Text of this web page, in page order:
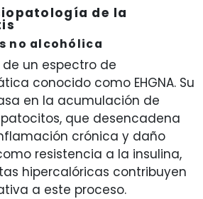
de la
no alcohólica
de un espectro de
conocido como EHGNA. Su
en la acumulación de
que desencadena
crónica y daño
resistencia a la insulina,
hipercalóricas contribuyen
a este proceso.